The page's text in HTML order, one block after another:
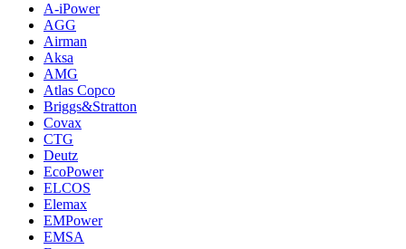
A-iPower
AGG
Airman
Aksa
AMG
Atlas Copco
Briggs&Stratton
Covax
CTG
Deutz
EcoPower
ELCOS
Elemax
EMPower
EMSA